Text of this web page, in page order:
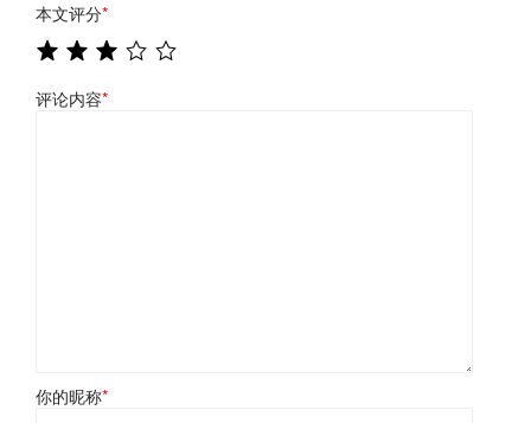
本文评分*
评论内容*
你的昵称*